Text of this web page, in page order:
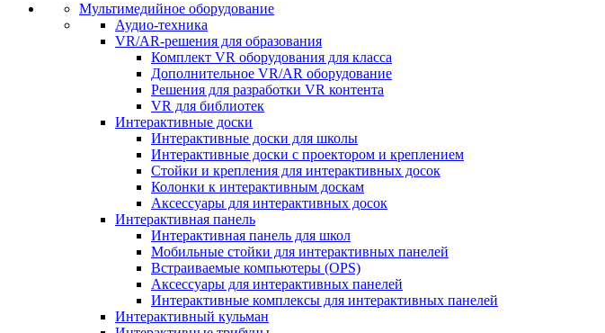
Мультимедийное оборудование
Аудио-техника
VR/AR-решения для образования
Комплект VR оборудования для класса
Дополнительное VR/AR оборудование
Решения для разработки VR контента
VR для библиотек
Интерактивные доски
Интерактивные доски для школы
Интерактивные доски с проектором и креплением
Стойки и крепления для интерактивных досок
Колонки к интерактивным доскам
Аксессуары для интерактивных досок
Интерактивная панель
Интерактивная панель для школ
Мобильные стойки для интерактивных панелей
Встраиваемые компьютеры (OPS)
Аксессуары для интерактивных панелей
Интерактивные комплексы для интерактивных панелей
Интерактивный кульман